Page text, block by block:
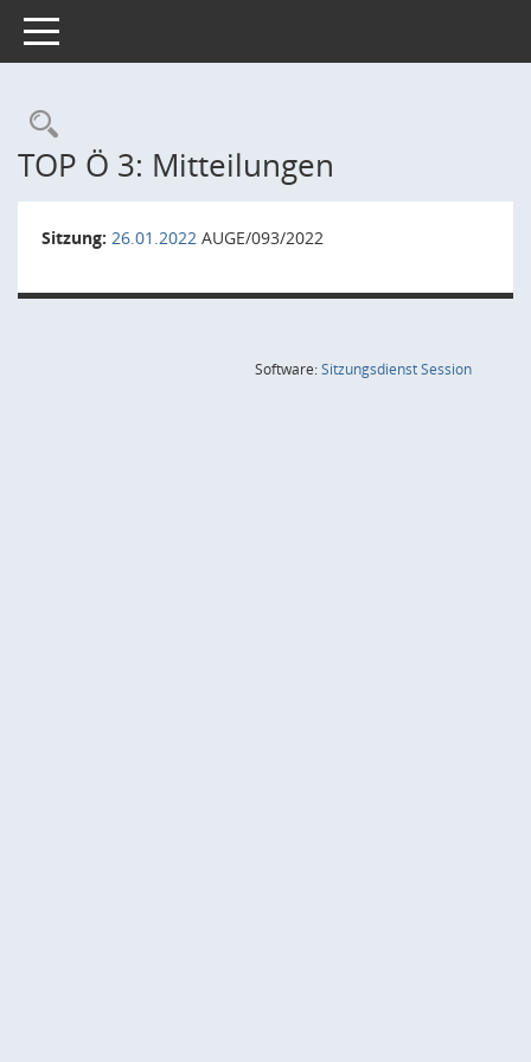
Toggle navigation
Rechercheauswahl
TOP Ö 3: Mitteilungen
Sitzung: 26.01.2022 AUGE/093/2022
Software:SitzungsdienstSession(Wird in